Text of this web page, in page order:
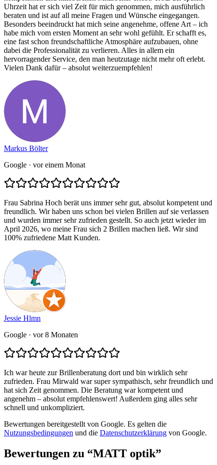
Uhrzeit hat er sich viel Zeit für mich genommen, mich ausführlich
beraten und ist auf all meine Fragen und Wünsche eingegangen.
Besonders beeindruckt hat mich seine angenehme, offene Art – ich
habe mich vom ersten Moment an sehr wohl gefühlt. Er schafft es,
eine fast schon freundschaftliche Atmosphäre aufzubauen, ohne
dabei die Professionalität zu verlieren. Alles in allem ein
hervorragender Service, den man heutzutage nicht mehr oft erlebt.
Vielen Dank dafür – absolut weiterzuempfehlen!
Markus Bölter
Google · vor einem Monat
Frau Sabrina Hoch berät uns immer sehr gut, absolut kompetent und
freundlich. Wir haben uns schon bei vielen Brillen auf sie verlassen
und wurden immer sehr zufrieden gestellt. So auch jetzt wieder im
April 2026, wo meine Frau sich 2 Brillen machen ließ. Wir sind
100% zufriedene Matt Kunden.
Jessie Hlmn
Google · vor 8 Monaten
Ich war heute zur Brillenberatung dort und bin wirklich sehr
zufrieden. Frau Mirwald war super sympathisch, sehr freundlich und
hat sich Zeit genommen. Die Beratung war kompetent und
angenehm – absolut empfehlenswert! Außerdem ging alles sehr
schnell und unkompliziert.
Bewertungen bereitgestellt von Google. Es gelten die
Nutzungsbedingungen und die Datenschutzerklärung von Google.
Bewertungen zu “MATT optik”